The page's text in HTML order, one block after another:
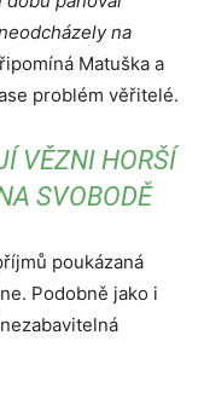
na
Matuška a
problém věřitelé.
VĚZNI HORŠÍ
SVOBODĚ
poukázaná
Podobně jako i